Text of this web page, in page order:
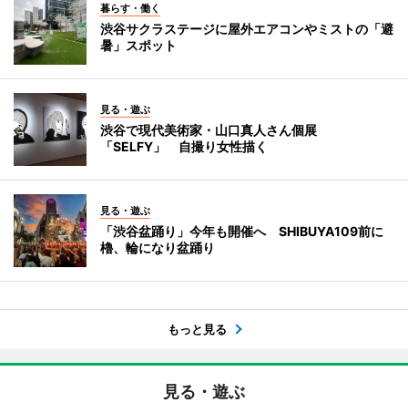
暮らす・働く
渋谷サクラステージに屋外エアコンやミストの「避
暑」スポット
見る・遊ぶ
渋谷で現代美術家・山口真人さん個展
「SELFY」 自撮り女性描く
見る・遊ぶ
「渋谷盆踊り」今年も開催へ SHIBUYA109前に
櫓、輪になり盆踊り
もっと見る
見る・遊ぶ